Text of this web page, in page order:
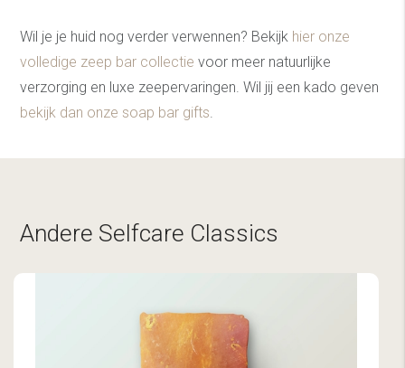
Wil je je huid nog verder verwennen? Bekijk hier onze
volledige zeep bar collectie voor meer natuurlijke
verzorging en luxe zeepervaringen. Wil jij een kado geven
bekijk dan onze soap bar gifts
Andere Selfcare Classics